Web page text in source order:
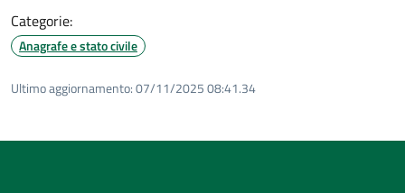
Categorie:
Anagrafe e stato civile
Ultimo aggiornamento:07/11/2025 08:41.34